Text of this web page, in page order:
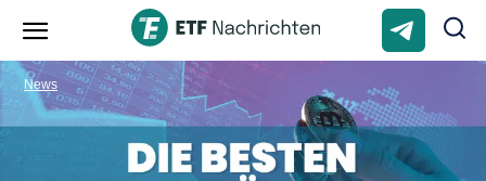
News